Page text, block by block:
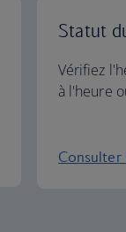
Statut
Vérifiez
à l'heure
Consulter